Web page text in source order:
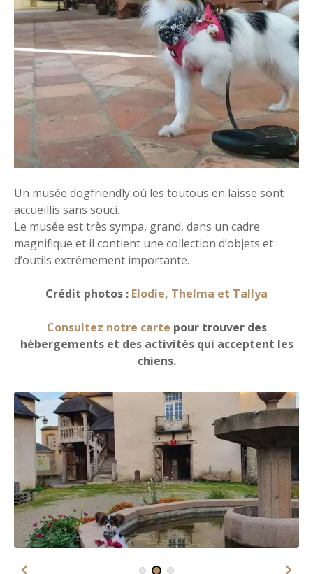
Un musée dogfriendly où les toutous en laisse sont
accueillis sans souci.
Le musée est très sympa, grand, dans un cadre
magnifique et il contient une collection d’objets et
d’outils extrêmement importante.
Crédit photos : Elodie, Thelma et Tallya
Consultez notre carte pour trouver des
hébergements et des activités qui acceptent les
chiens.